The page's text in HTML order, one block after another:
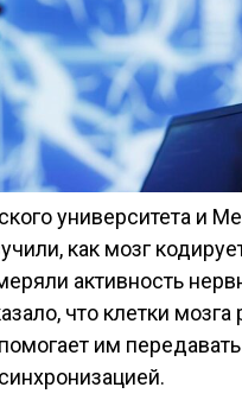
университета и
как мозг
активность
что клетки мозга
им